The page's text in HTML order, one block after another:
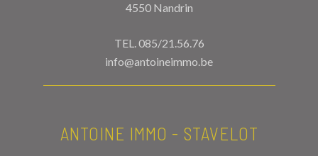
4550 Nandrin
TEL.085/21.56.76
info@antoineimmo.be
ANTOINE IMMO - STAVELOT